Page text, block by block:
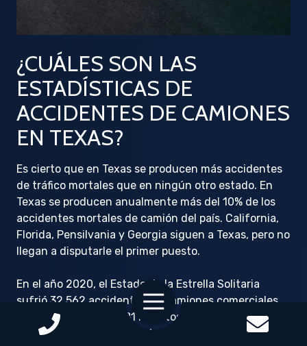
Toggle
Navigation
¿CUÁLES SON LAS
ESTADÍSTICAS DE
ACCIDENTES DE CAMIONES
EN TEXAS?
Es cierto que en Texas se producen más accidentes
de tráfico mortales que en ningún otro estado. En
Texas se producen anualmente más del 10% de los
accidentes mortales de camión del país. California,
Florida, Pensilvania y Georgia siguen a Texas, pero no
llegan a disputarle el primer puesto.
En el año 2020, el Estado de la Estrella Solitaria
sufrió 32.562 accidentes de camiones comerciales,
con el resultado de 581 muertos y 1.245 heridos
graves. En todo el país, más del 90% de las víctimas